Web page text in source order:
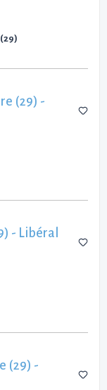
(29) -
- Libéral
(29) -